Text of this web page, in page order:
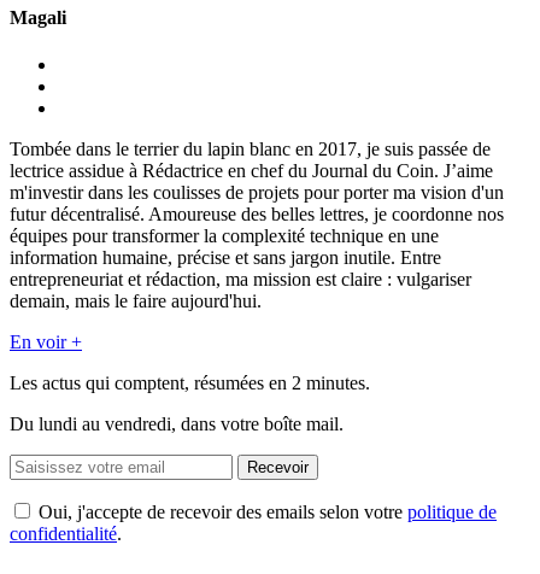
Magali
Tombée dans le terrier du lapin blanc en 2017, je suis passée de
lectrice assidue à Rédactrice en chef du Journal du Coin. J’aime
m'investir dans les coulisses de projets pour porter ma vision d'un
futur décentralisé. Amoureuse des belles lettres, je coordonne nos
équipes pour transformer la complexité technique en une
information humaine, précise et sans jargon inutile. Entre
entrepreneuriat et rédaction, ma mission est claire : vulgariser
demain, mais le faire aujourd'hui.
En voir +
Les actus qui comptent, résumées en 2 minutes.
Du lundi au vendredi, dans votre boîte mail.
Recevoir
Oui, j'accepte de recevoir des emails selon votre politique de
confidentialité.